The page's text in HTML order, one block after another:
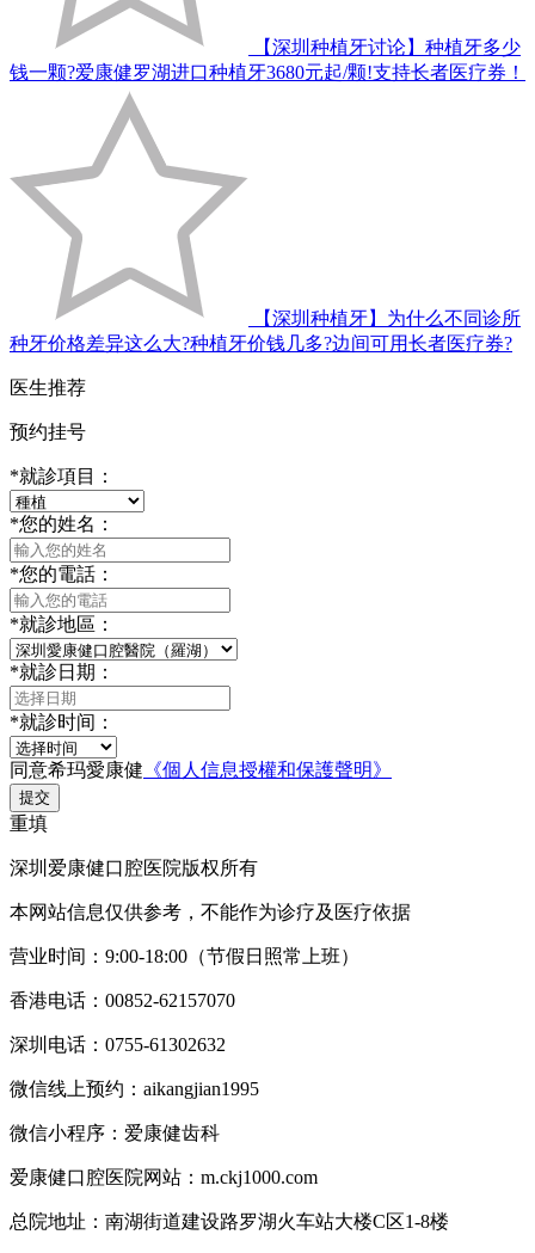
【深圳种植牙讨论】种植牙多少
钱一颗?爱康健罗湖进口种植牙3680元起/颗!支持长者医疗券！
【深圳种植牙】为什么不同诊所
种牙价格差异这么大?种植牙价钱几多?边间可用长者医疗券?
医生推荐
预约挂号
*就診項目：
*您的姓名：
*您的電話：
*就診地區：
*就診日期：
*就診时间：
同意希玛愛康健 《個人信息授權和保護聲明》
提交
重填
深圳爱康健口腔医院版权所有
本网站信息仅供参考，不能作为诊疗及医疗依据
营业时间：9:00-18:00（节假日照常上班）
香港电话：00852-62157070
深圳电话：0755-61302632
微信线上预约：aikangjian1995
微信小程序：爱康健齿科
爱康健口腔医院网站：m.ckj1000.com
总院地址：南湖街道建设路罗湖火车站大楼C区1-8楼